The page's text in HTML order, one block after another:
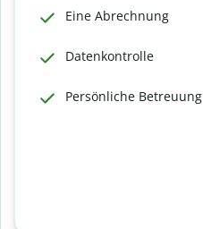
Eine Abrechnung
Datenkontrolle
Persönliche Betreuung